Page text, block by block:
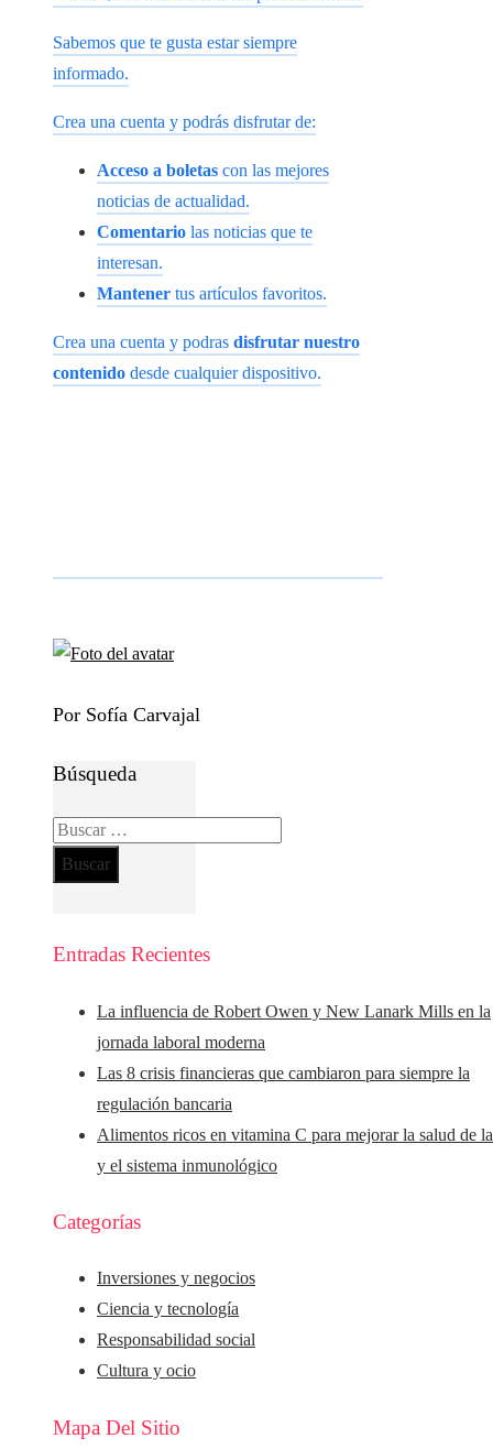
Sabemos que te gusta estar siempre
informado.
Crea una cuenta y podrás disfrutar de:
Acceso a boletas con las mejores
noticias de actualidad.
Comentario las noticias que te
interesan.
Mantener tus artículos favoritos.
Crea una cuenta y podras disfrutar nuestro
contenido desde cualquier dispositivo.
Por Sofía Carvajal
Búsqueda
Buscar:
Entradas Recientes
La influencia de Robert Owen y New Lanark Mills en la
jornada laboral moderna
Las 8 crisis financieras que cambiaron para siempre la
regulación bancaria
Alimentos ricos en vitamina C para mejorar la salud de
y el sistema inmunológico
Categorías
Inversiones y negocios
Ciencia y tecnología
Responsabilidad social
Cultura y ocio
Mapa Del Sitio